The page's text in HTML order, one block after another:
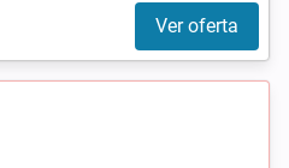
Ver oferta